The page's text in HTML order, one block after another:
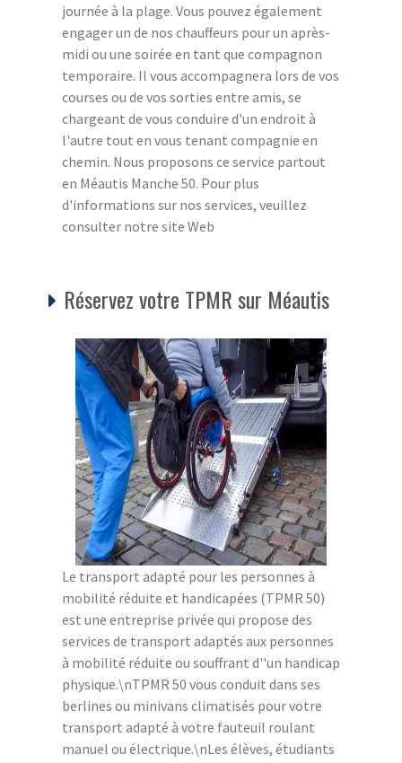
journée à la plage. Vous pouvez également
engager un de nos chauffeurs pour un après-
midi ou une soirée en tant que compagnon
temporaire. Il vous accompagnera lors de vos
courses ou de vos sorties entre amis, se
chargeant de vous conduire d'un endroit à
l'autre tout en vous tenant compagnie en
chemin. Nous proposons ce service partout
en Méautis Manche 50. Pour plus
d'informations sur nos services, veuillez
consulter notre site Web
Réservez votre TPMR sur Méautis
Le transport adapté pour les personnes à
mobilité réduite et handicapées (TPMR 50)
est une entreprise privée qui propose des
services de transport adaptés aux personnes
à mobilité réduite ou souffrant d''un handicap
physique.\nTPMR 50 vous conduit dans ses
berlines ou minivans climatisés pour votre
transport adapté à votre fauteuil roulant
manuel ou électrique.\nLes élèves, étudiants